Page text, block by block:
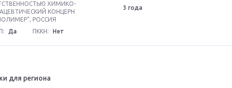
ХИМИКО-
КОНЦЕРН
РОССИЯ
Да ПККН: Нет
3 года
для региона